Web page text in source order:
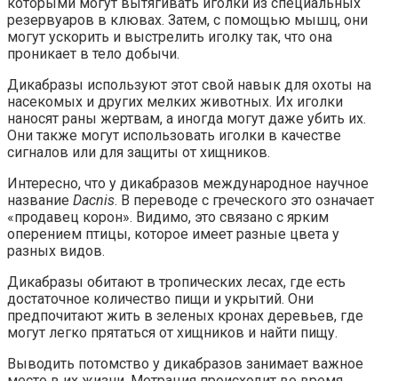
резервуаров в клювах. Затем, с помощью мышц, они
могут ускорить и выстрелить иголку так, что она
проникает в тело добычи.
Дикабразы используют этот свой навык для охоты на
насекомых и других мелких животных. Их иголки
наносят раны жертвам, а иногда могут даже убить их.
Они также могут использовать иголки в качестве
сигналов или для защиты от хищников.
Интересно, что у дикабразов международное научное
название Dacnis. В переводе с греческого это означает
«продавец корон». Видимо, это связано с ярким
оперением птицы, которое имеет разные цвета у
разных видов.
Дикабразы обитают в тропических лесах, где есть
достаточное количество пищи и укрытий. Они
предпочитают жить в зеленых кронах деревьев, где
могут легко прятаться от хищников и найти пищу.
Выводить потомство у дикабразов занимает важное